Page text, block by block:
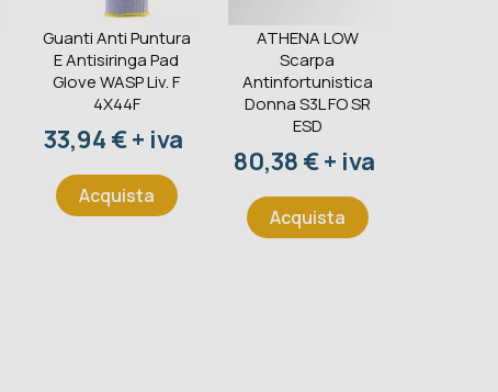
Guanti Anti Puntura
E Antisiringa Pad
Glove WASP Liv. F
4X44F
Prezzo
33,94 € + iva
Acquista
ATHENA LOW
Scarpa
Antinfortunistica
Donna S3L FO SR
ESD
Prezzo
80,38 € + iva
Acquista